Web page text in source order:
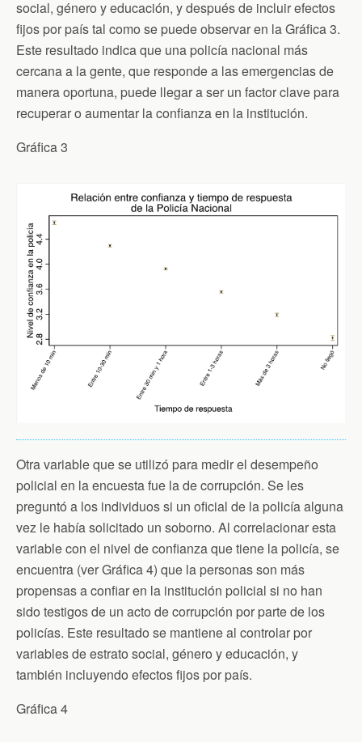
social, género y educación, y después de incluir efectos
fijos por país tal como se puede observar en la Gráfica 3.
Este resultado indica que una policía nacional más
cercana a la gente, que responde a las emergencias de
manera oportuna, puede llegar a ser un factor clave para
recuperar o aumentar la confianza en la institución.
Gráfica 3
Otra variable que se utilizó para medir el desempeño
policial en la encuesta fue la de corrupción. Se les
preguntó a los individuos si un oficial de la policía alguna
vez le había solicitado un soborno. Al correlacionar esta
variable con el nivel de confianza que tiene la policía, se
encuentra (ver Gráfica 4) que la personas son más
propensas a confiar en la institución policial si no han
sido testigos de un acto de corrupción por parte de los
policías. Este resultado se mantiene al controlar por
variables de estrato social, género y educación, y
también incluyendo efectos fijos por país.
Gráfica 4